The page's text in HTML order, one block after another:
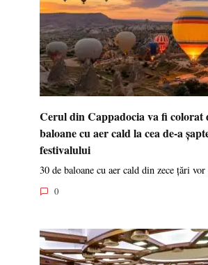
Cerul din Cappadocia va fi colorat
baloane cu aer cald la cea de-a
festivalului
30 de baloane cu aer cald din zece țări
0